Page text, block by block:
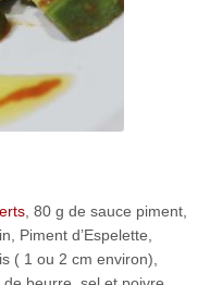
, 80 g de sauce piment,
Piment d’Espelette,
( 1 ou 2 cm environ),